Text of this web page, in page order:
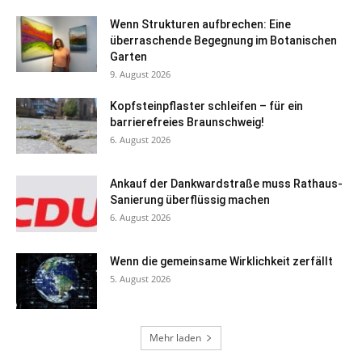
Wenn Strukturen aufbrechen: Eine
überraschende Begegnung im Botanischen
Garten
9. August 2026
Kopfsteinpflaster schleifen – für ein
barrierefreies Braunschweig!
6. August 2026
Ankauf der Dankwardstraße muss Rathaus-
Sanierung überflüssig machen
6. August 2026
Wenn die gemeinsame Wirklichkeit zerfällt
5. August 2026
Mehr laden